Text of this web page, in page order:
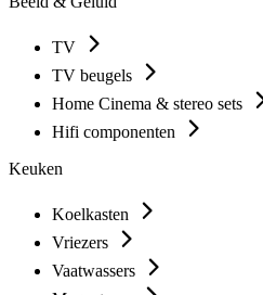
TV
TV beugels
Home Cinema & stereo sets
Hifi componenten
Keuken
Koelkasten
Vriezers
Vaatwassers